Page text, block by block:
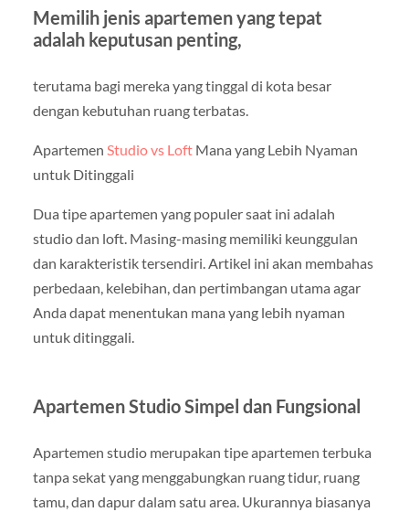
Memilih jenis apartemen yang tepat
adalah keputusan penting,
terutama bagi mereka yang tinggal di kota besar
dengan kebutuhan ruang terbatas.
Apartemen Studio vs LoftMana yang Lebih Nyaman
untuk Ditinggali
Dua tipe apartemen yang populer saat ini adalah
studio dan loft. Masing-masing memiliki keunggulan
dan karakteristik tersendiri. Artikel ini akan membahas
perbedaan, kelebihan, dan pertimbangan utama agar
Anda dapat menentukan mana yang lebih nyaman
untuk ditinggali.
Apartemen Studio Simpel dan Fungsional
Apartemen studio merupakan tipe apartemen terbuka
tanpa sekat yang menggabungkan ruang tidur, ruang
tamu, dan dapur dalam satu area. Ukurannya biasanya